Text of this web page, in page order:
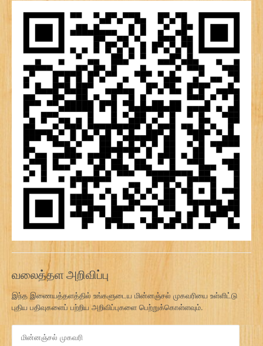
வலைத்தள அறிவிப்பு
இந்த இணையத்தளத்தில் உங்களுடைய மின்னஞ்சல் முகவரியை உள்ளிட்டு
புதிய பதிவுகளைப் பற்றிய அறிவிப்புகளை பெற்றுக்கொள்ளவும்.